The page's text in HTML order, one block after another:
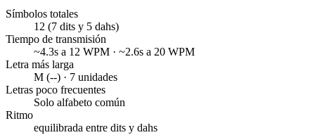
Símbolos totales
12 (7 dits y 5 dahs)
Tiempo de transmisión
~4.3s a 12 WPM · ~2.6s a 20 WPM
Letra más larga
M (--) · 7 unidades
Letras poco frecuentes
Solo alfabeto común
Ritmo
equilibrada entre dits y dahs